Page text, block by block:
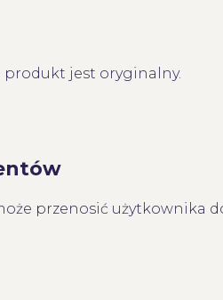
produkt jest oryginalny.
przenosić użytkownika